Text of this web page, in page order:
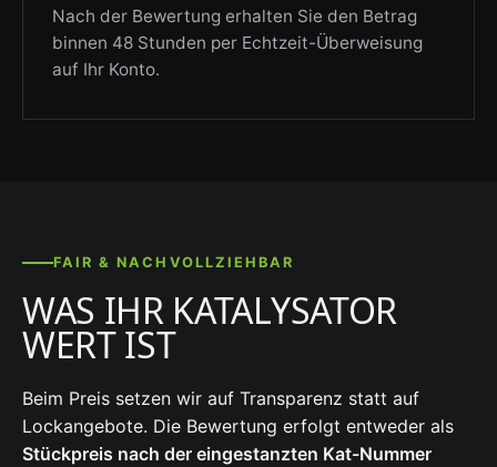
Nach der Bewertung erhalten Sie den Betrag
binnen 48 Stunden per Echtzeit-Überweisung
auf Ihr Konto.
FAIR & NACHVOLLZIEHBAR
WAS IHR KATALYSATOR
WERT IST
Beim Preis setzen wir auf Transparenz statt auf
Lockangebote. Die Bewertung erfolgt entweder als
Stückpreis nach der eingestanzten Kat-Nummer